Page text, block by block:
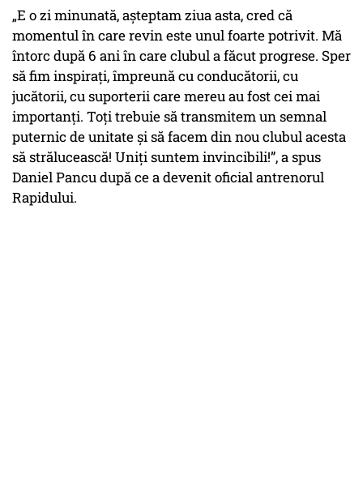
„E o zi minunată, aşteptam ziua asta, cred că
momentul în care revin este unul foarte potrivit. Mă
întorc după 6 ani în care clubul a făcut progrese. Sper
să fim inspiraţi, împreună cu conducătorii, cu
jucătorii, cu suporterii care mereu au fost cei mai
importanţi. Toţi trebuie să transmitem un semnal
puternic de unitate şi să facem din nou clubul acesta
să strălucească! Uniţi suntem invincibili!”, a spus
Daniel Pancu după ce a devenit oficial antrenorul
Rapidului.